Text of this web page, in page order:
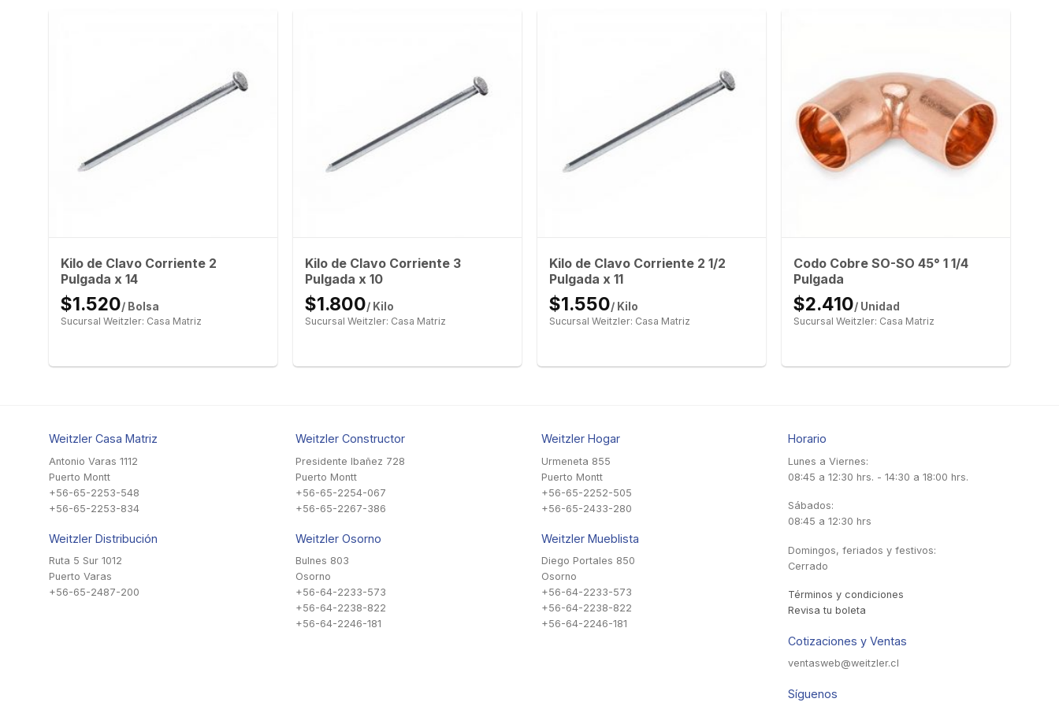
Kilo de Clavo Corriente 2
Pulgada x 14
$1.520/ Bolsa
Sucursal Weitzler: Casa Matriz
Kilo de Clavo Corriente 3
Pulgada x 10
$1.800/ Kilo
Sucursal Weitzler: Casa Matriz
Kilo de Clavo Corriente 2 1/2
Pulgada x 11
$1.550/ Kilo
Sucursal Weitzler: Casa Matriz
Codo Cobre SO-SO 45° 1 1/4
Pulgada
$2.410/ Unidad
Sucursal Weitzler: Casa Matriz
Weitzler Casa Matriz
Antonio Varas 1112
Puerto Montt
+56-65-2253-548
+56-65-2253-834
Weitzler Distribución
Ruta 5 Sur 1012
Puerto Varas
+56-65-2487-200
Weitzler Constructor
Presidente Ibañez 728
Puerto Montt
+56-65-2254-067
+56-65-2267-386
Weitzler Osorno
Bulnes 803
Osorno
+56-64-2233-573
+56-64-2238-822
+56-64-2246-181
Weitzler Hogar
Urmeneta 855
Puerto Montt
+56-65-2252-505
+56-65-2433-280
Weitzler Mueblista
Diego Portales 850
Osorno
+56-64-2233-573
+56-64-2238-822
+56-64-2246-181
Horario
Lunes a Viernes:
08:45 a 12:30 hrs. - 14:30 a 18:00 hrs.
Sábados:
08:45 a 12:30 hrs
Domingos, feriados y festivos:
Cerrado
Términos y condiciones
Revisa tu boleta
Cotizaciones y Ventas
ventasweb@weitzler.cl
Síguenos